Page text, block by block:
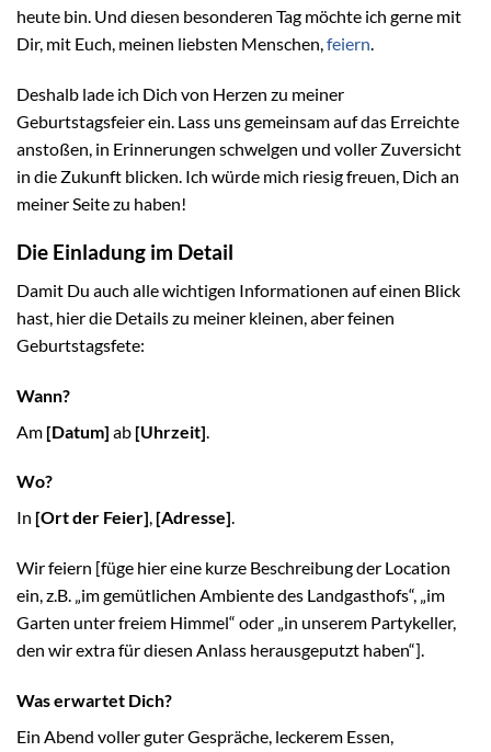
heute bin. Und diesen besonderen Tag möchte ich gerne mit
Dir, mit Euch, meinen liebsten Menschen, feiern
Deshalb lade ich Dich von Herzen zu meiner
Geburtstagsfeier ein. Lass uns gemeinsam auf das Erreichte
anstoßen, in Erinnerungen schwelgen und voller Zuversicht
in die Zukunft blicken. Ich würde mich riesig freuen, Dich an
meiner Seite zu haben!
Die Einladung im Detail
Damit Du auch alle wichtigen Informationen auf einen Blick
hast, hier die Details zu meiner kleinen, aber feinen
Geburtstagsfete:
Wann?
Am [Datum] ab [Uhrzeit]
Wo?
In [Ort der Feier], [Adresse].
Wir feiern [füge hier eine kurze Beschreibung der Location
ein, z.B. „im gemütlichen Ambiente des Landgasthofs“, „im
Garten unter freiem Himmel“ oder „in unserem Partykeller,
den wir extra für diesen Anlass herausgeputzt haben“].
Was erwartet Dich?
Ein Abend voller guter Gespräche, leckerem Essen,